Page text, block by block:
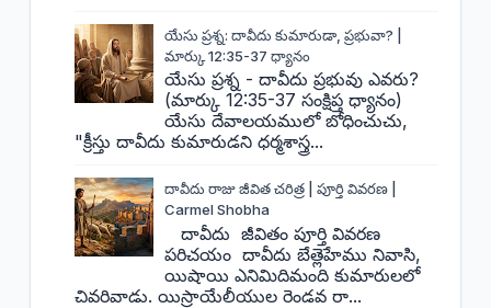
యేసు ప్రశ్న: దావీదు కుమారుడా, ప్రభువా? |
మార్కు 12:35-37 ధ్యానం
యేసు ప్రశ్న - దావీదు ప్రభువు ఎవరు?
(మార్కు 12:35-37 సంక్షిప్త ధ్యానం)
యేసు దేవాలయములో బోధించుచు,
"క్రీస్తు దావీదు కుమారుడని ధర్మశాస్త్ర...
దావీదు రాజు జీవిత చరిత్ర | పూర్తి వివరణ |
Carmel Shobha
దావీదు జీవితం పూర్తి వివరణ
పరిచయం దావీదు బేత్లెహేము నివాసి,
యిషాయి ఎనిమిదిమంది కుమారులలో
చివరివాడు. యిస్రాయేలీయుల రెండవ రా...